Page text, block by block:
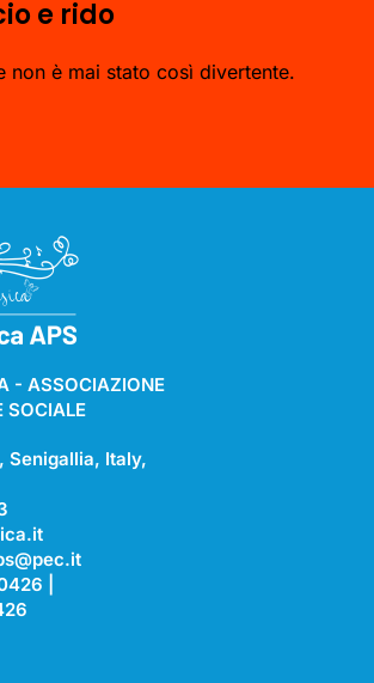
e rido
non è mai stato così divertente.
- ASSOCIAZIONE
SOCIALE
Senigallia, Italy,
|